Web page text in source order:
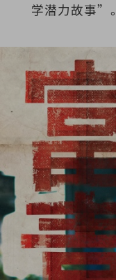
学潜力故事”。